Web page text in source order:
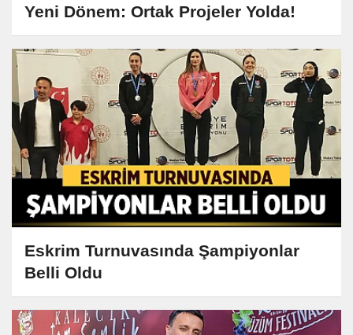
Yeni Dönem: Ortak Projeler Yolda!
Eskrim Turnuvasında Şampiyonlar
Belli Oldu